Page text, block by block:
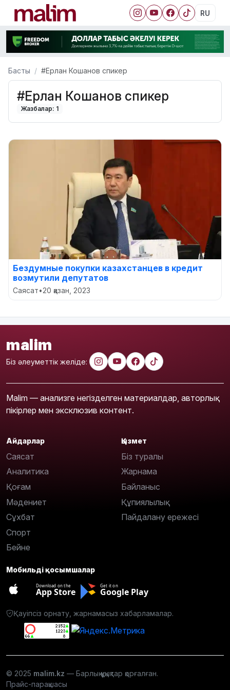
RU
Басты #Ерлан Кошанов спикер
#Ерлан Кошанов спикер
Жазбалар: 1
Бездумные покупки казахстанцев в кредит
возмутили депутатов
Саясат•20 қазан, 2023
malim
Біз әлеуметтік желіде:
Malim — анализге негізделген материалдар, авторлық
пікірлер мен эксклюзив контент.
Айдарлар
Саясат
Аналитика
Қоғам
Мәдениет
Сұхбат
Спорт
Бейне
Қызмет
Біз туралы
Жарнама
Байланыс
Құпиялылық
Пайдалану ережесі
Мобильді қосымшалар
Download on the
App Store
Get it on
Google Play
Қауіпсіз орнату, жарнамасыз хабарламалар.
© 2025 malim.kz — Барлық құқықтар қорғалған.
Прайс-парақшасы